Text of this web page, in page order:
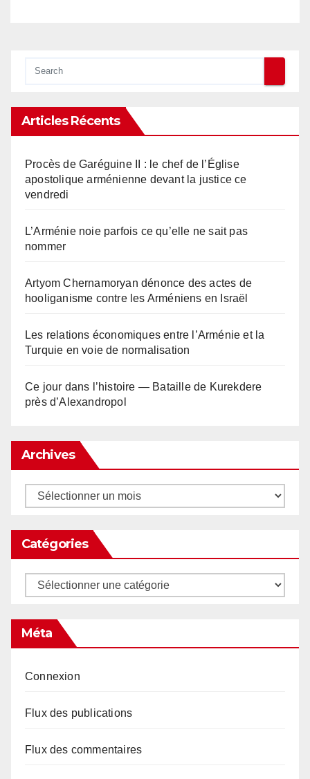
Articles Récents
Procès de Garéguine II : le chef de l’Église
apostolique arménienne devant la justice ce
vendredi
L’Arménie noie parfois ce qu’elle ne sait pas
nommer
Artyom Chernamoryan dénonce des actes de
hooliganisme contre les Arméniens en Israël
Les relations économiques entre l’Arménie et la
Turquie en voie de normalisation
Ce jour dans l’histoire — Bataille de Kurekdere
près d’Alexandropol
Archives
Archives
Catégories
Catégories
Méta
Connexion
Flux des publications
Flux des commentaires